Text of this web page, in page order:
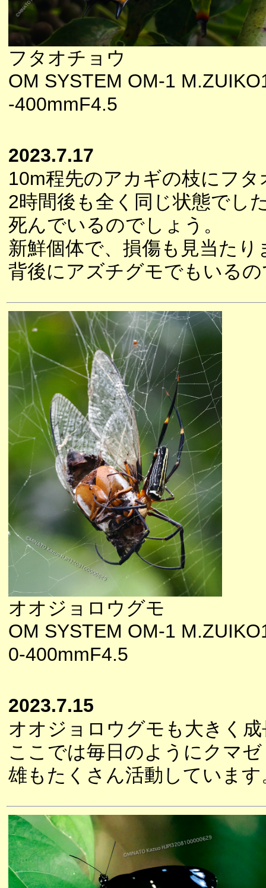
フタオチョウ
OM SYSTEM OM-1
-400mmF4.5
2023.7.17
10m程先のアカギの枝にフ
2時間後も全く同じ状態でし
死んでいるのでしょう。
新鮮個体で、損傷も見当たり
背後にアズチグモでもいる
オオジョロウグモ
OM SYSTEM OM-1
0-400mmF4.5
2023.7.15
オオジョロウグモも大きく
ここでは毎日のようにクマ
雄もたくさん活動しています